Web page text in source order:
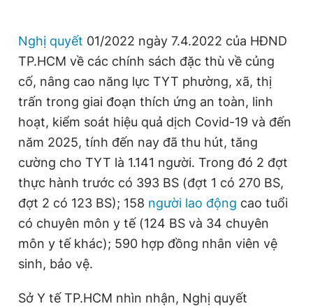
Nghị quyết 01/2022 ngày 7.4.2022 của HĐND
TP.HCM về các chính sách đặc thù về củng
cố, nâng cao năng lực TYT phường, xã, thị
trấn trong giai đoạn thích ứng an toàn, linh
hoạt, kiểm soát hiệu quả dịch Covid-19 và đến
năm 2025, tính đến nay đã thu hút, tăng
cường cho TYT là 1.141 người. Trong đó 2 đợt
thực hành trước có 393 BS (đợt 1 có 270 BS,
đợt 2 có 123 BS); 158 người lao động cao tuổi
có chuyên môn y tế (124 BS và 34 chuyên
môn y tế khác); 590 hợp đồng nhân viên vệ
sinh, bảo vệ.
Sở Y tế TP.HCM nhìn nhận, Nghị quyết